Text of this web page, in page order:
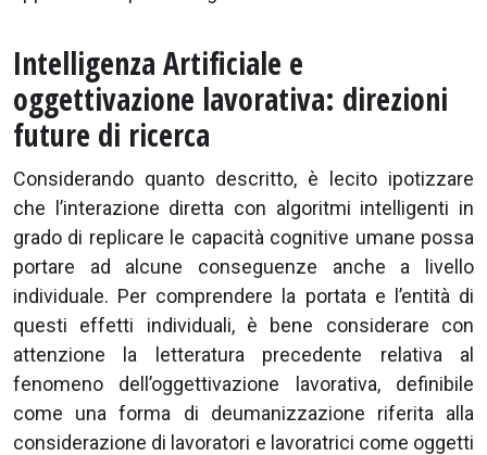
Intelligenza Artificiale e
oggettivazione lavorativa: direzioni
future di ricerca
Considerando quanto descritto, è lecito ipotizzare
che l’interazione diretta con algoritmi intelligenti in
grado di replicare le capacità cognitive umane possa
portare ad alcune conseguenze anche a livello
individuale. Per comprendere la portata e l’entità di
questi effetti individuali, è bene considerare con
attenzione la letteratura precedente relativa al
fenomeno dell’oggettivazione lavorativa, definibile
come una forma di deumanizzazione riferita alla
considerazione di lavoratori e lavoratrici come oggetti